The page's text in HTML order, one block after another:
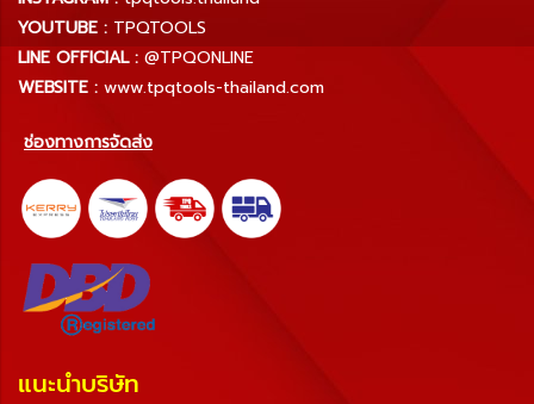
YOUTUBE : TPQTOOLS
LINE OFFICIAL : @TPQONLINE
WEBSITE : www.tpqtools-thailand.com
ช่องทางการจัดส่ง
แนะนำบริษัท